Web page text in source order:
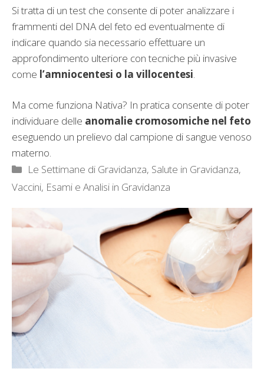
Si tratta di un test che consente di poter analizzare i
frammenti del DNA del feto ed eventualmente di
indicare quando sia necessario effettuare un
approfondimento ulteriore con tecniche più invasive
come l’amniocentesi o la villocentesi.
Ma come funziona Nativa? In pratica consente di poter
individuare delle anomalie cromosomiche nel feto
eseguendo un prelievo dal campione di sangue venoso
materno.
Categorie
Le Settimane di Gravidanza, Salute in Gravidanza,
Vaccini, Esami e Analisi in Gravidanza